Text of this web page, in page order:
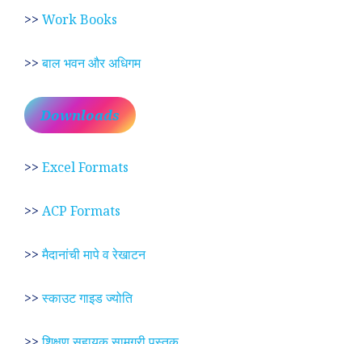
>> Work Books
>>बाल भवन और अधिगम
Downloads
>> Excel Formats
>> ACP Formats
>>मैदानांची मापे व रेखाटन
>>स्काउट गाइड ज्योति